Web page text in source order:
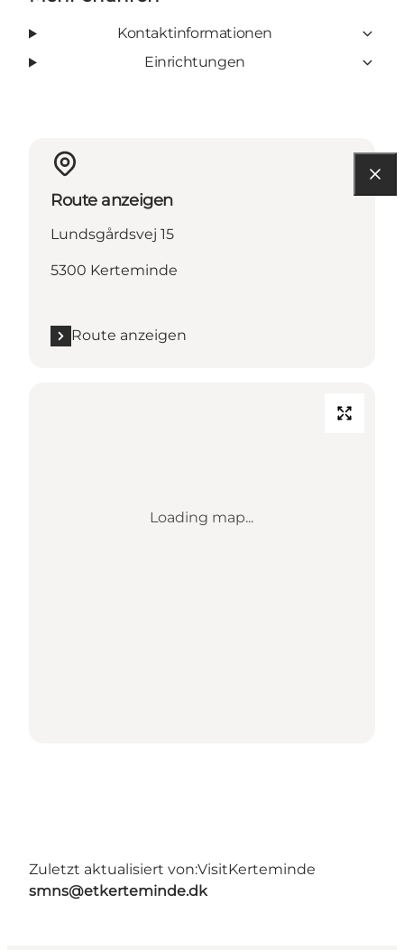
Kontaktinformationen
Einrichtungen
Route anzeigen
Lundsgårdsvej 15
5300 Kerteminde
Route anzeigen
Loading map...
Zuletzt aktualisiert von:VisitKerteminde
smns@etkerteminde.dk